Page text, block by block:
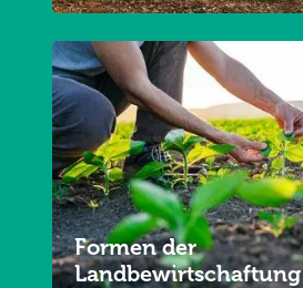
Formen der
Landbewirtschaftung